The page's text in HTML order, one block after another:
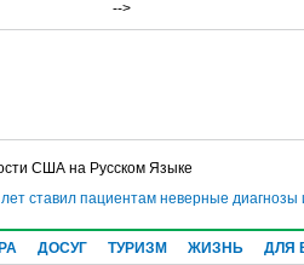
-->
США на Русском Языке
ставил пациентам неверные диагнозы
ДОСУГ ТУРИЗМ ЖИЗНЬ ДЛЯ